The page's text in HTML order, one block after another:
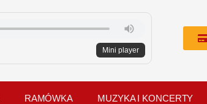
Mini player
RAMÓWKA MUZYKA I KONCERTY